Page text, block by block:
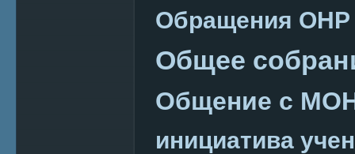
Обращения ОНР
Общее
Общение с
инициатива